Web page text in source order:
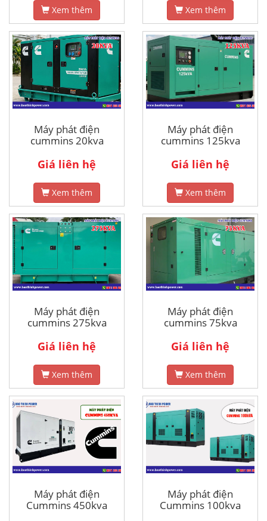
Xem thêm Xem thêm
Máy phát điện
cummins 20kva
Giá liên hệ
Xem thêm
Máy phát điện
cummins 125kva
Giá liên hệ
Xem thêm
Máy phát điện
cummins 275kva
Giá liên hệ
Xem thêm
Máy phát điện
cummins 75kva
Giá liên hệ
Xem thêm
Máy phát điện
Cummins 450kva
Máy phát điện
Cummins 100kva